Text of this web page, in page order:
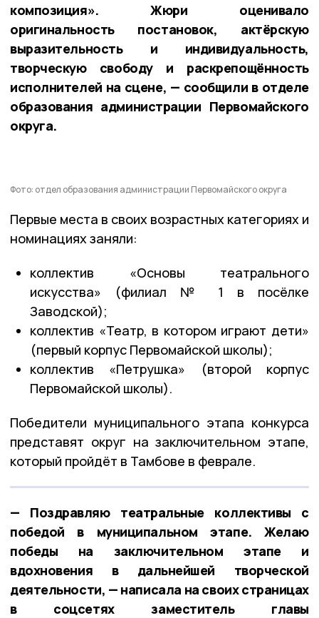
композиция». Жюри оценивало
оригинальность постановок, актёрскую
выразительность и индивидуальность,
творческую свободу и раскрепощённость
исполнителей на сцене, — сообщили в отделе
образования администрации Первомайского
округа.
Фото: отдел образования администрации Первомайского округа
Первые места в своих возрастных категориях и
номинациях заняли:
коллектив «Основы театрального
искусства» (филиал № 1 в посёлке
Заводской);
коллектив «Театр, в котором играют дети»
(первый корпус Первомайской школы);
коллектив «Петрушка» (второй корпус
Первомайской школы).
Победители муниципального этапа конкурса
представят округ на заключительном этапе,
который пройдёт в Тамбове в феврале.
— Поздравляю театральные коллективы с
победой в муниципальном этапе. Желаю
победы на заключительном этапе и
вдохновения в дальнейшей творческой
деятельности, — написала на своих страницах
в соцсетях заместитель главы